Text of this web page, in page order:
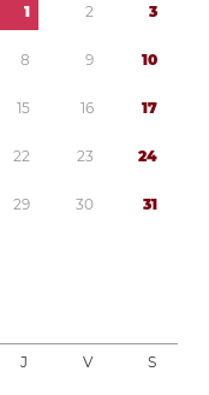
1 2 3
8 9 10
15 16 17
22 23 24
29 30 31
J V S